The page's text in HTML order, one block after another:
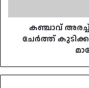
മാനേജർ
അറസ്റ്റിൽകഞ്ചാവ്
ചേർത്ത്